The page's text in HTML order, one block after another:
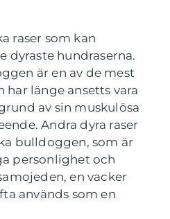
raser som kan
dyraste hundraserna.
är en av de mest
har länge ansetts vara
av sin muskulösa
Andra dyra raser
bulldoggen, som är
personlighet och
en vacker
används som en